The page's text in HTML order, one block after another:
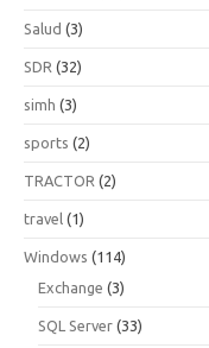
Salud (3)
SDR (32)
simh (3)
sports (2)
TRACTOR (2)
travel (1)
Windows (114)
Exchange (3)
SQL Server (33)